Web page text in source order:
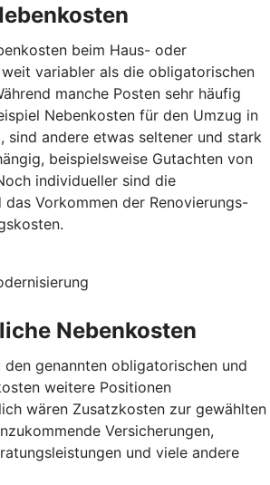
beim Haus- oder
variabler als die obligatorischen
manche Posten sehr häufig
Nebenkosten für den Umzug in
sind andere etwas seltener und stark
beispielsweise Gutachten von
individueller sind die
das Vorkommen der Renovierungs-
Nebenkosten
genannten obligatorischen und
weitere Positionen
wären Zusatzkosten zur gewählten
Versicherungen,
und viele andere